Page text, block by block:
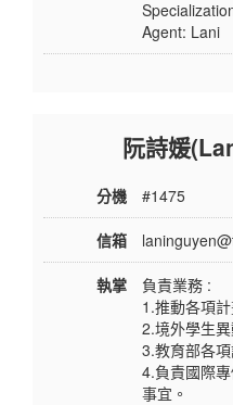
Agent: Lani
阮詩媛
分機 #1475
信箱
執掌
負責業務 :
1.推動各項
2.境外學生
3.教育部各
4.負責國際
事宜。